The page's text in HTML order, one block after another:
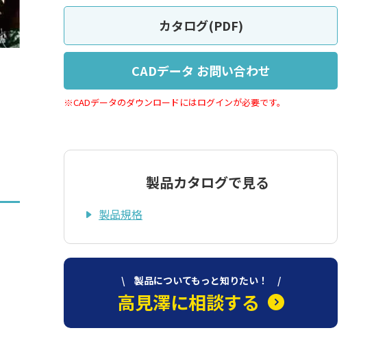
カタログ(PDF)
CADデータ お問い合わせ
※CADデータのダウンロードにはログインが必要です。
製品カタログで見る
製品規格
\ 製品についてもっと知りたい！ /
高見澤に相談する